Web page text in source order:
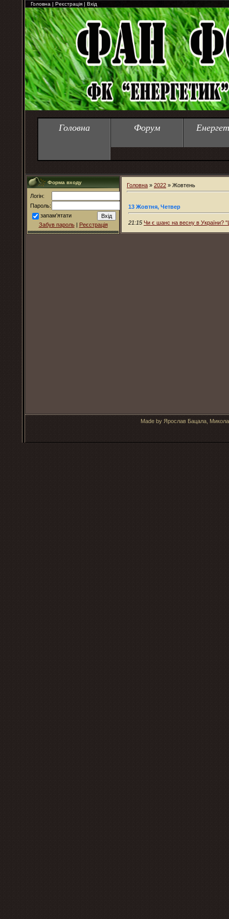
Головна | Реєстрація | Вхід
Головна Форум
Форма входу
Логін:
Пароль:
запам'ятати
Забув пароль| Реєстрація
Головна » 2022 » Жовтень
13 Жовтня, Четвер
21:15 Чи є шанс на весну в України?
Made by Ярослав Бацала,